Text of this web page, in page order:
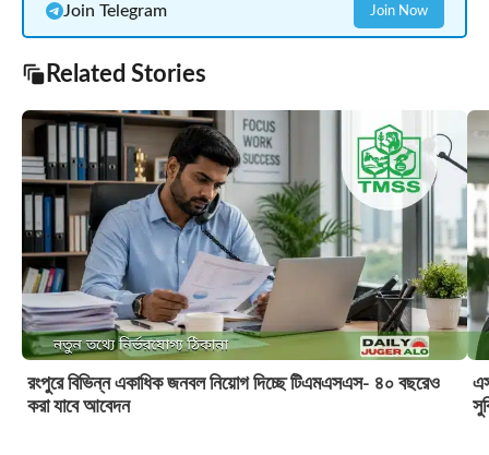
Join Telegram Join Now
Related Stories
রংপুরে বিভিন্ন একাধিক জনবল নিয়োগ দিচ্ছে টিএমএসএস- ৪০ বছরেও
করা যাবে আবেদন